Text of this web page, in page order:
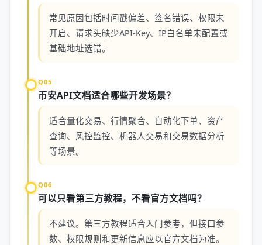
常见原因包括时间戳偏差、签名错误、权限未
开启、请求头缺少API-Key、IP白名单未配置或
基础地址选错。
Q05
币安API文档适合哪些开发场景？
适合量化交易、行情聚合、自动化下单、资产
查询、风控监控、机器人交易和交易数据分析
等场景。
Q06
可以只看第三方教程，不看官方文档吗？
不建议。第三方教程适合入门参考，但接口参
数、权限规则和更新信息应以官方文档为准。